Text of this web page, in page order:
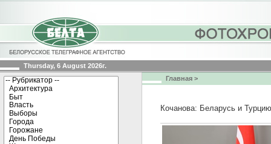
Thursday, 6 August 2026г.
Главная >
Кочанова: Беларусь и